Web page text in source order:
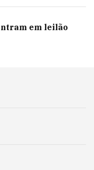
em leilão